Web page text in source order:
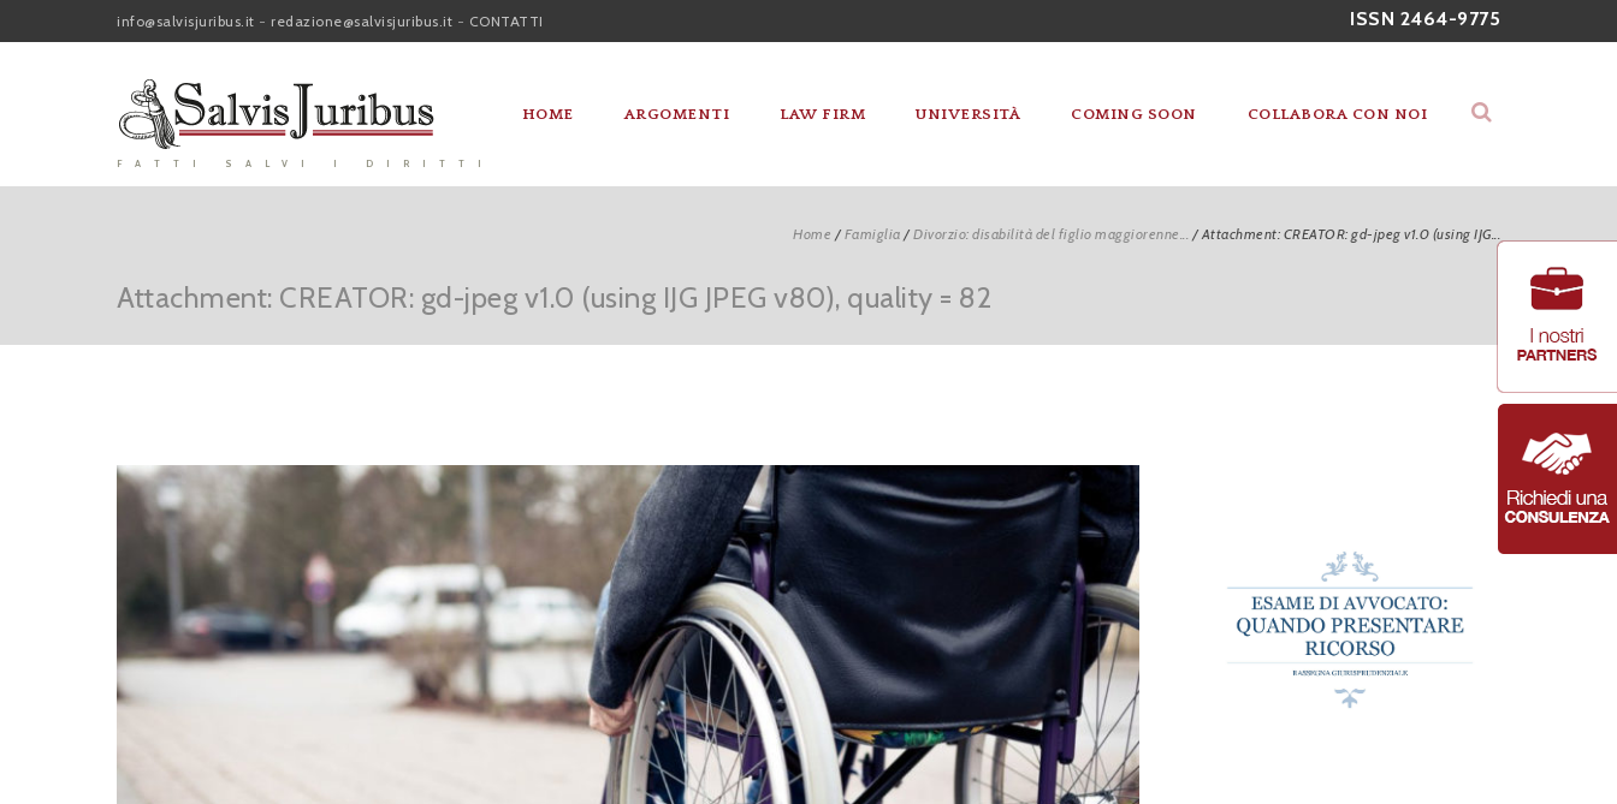
ISSN 2464-9775
info@salvisjuribus.it - redazione@salvisjuribus.it - CONTATTI
FATTI SALVI I DIRITTI
HOME ARGOMENTI LAW FIRM UNIVERSITÀ COMING SOON COLLABORA CON NOI
Home /Famiglia /Divorzio: disabilità del figlio maggiorenne... /Attachment: CREATOR: gd-jpeg v1.0 (using IJG...
Attachment: CREATOR: gd-jpeg v1.0 (using IJG JPEG v80), quality = 82